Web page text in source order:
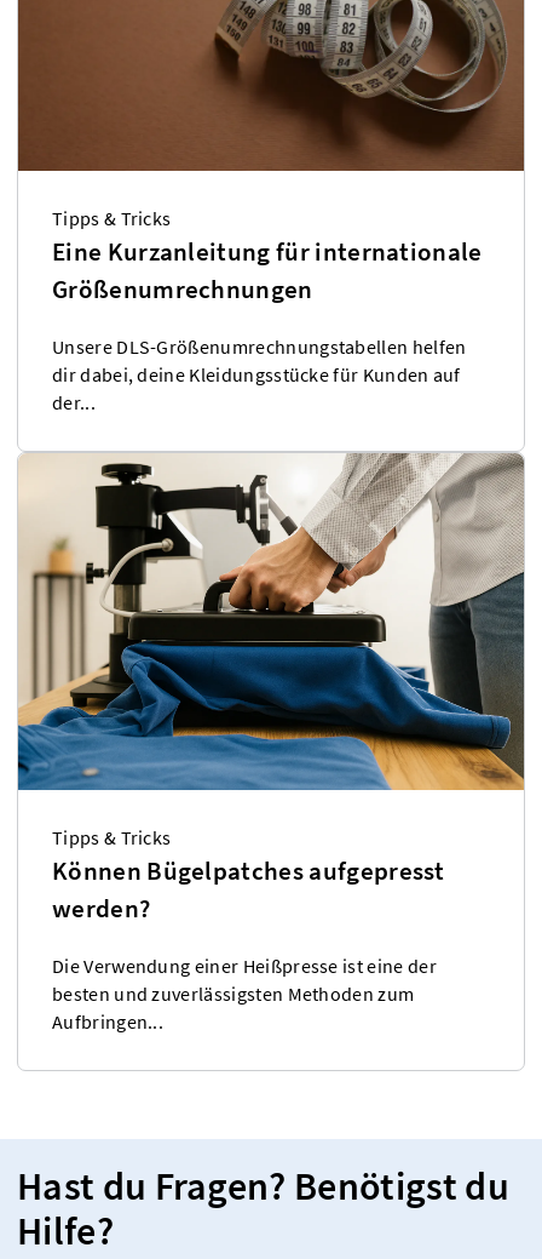
Tipps & Tricks
Eine Kurzanleitung für internationale
Größenumrechnungen
Unsere DLS-Größenumrechnungstabellen helfen
dir dabei, deine Kleidungsstücke für Kunden auf
der...
Tipps & Tricks
Können Bügelpatches aufgepresst
werden?
Die Verwendung einer Heißpresse ist eine der
besten und zuverlässigsten Methoden zum
Aufbringen...
Hast du Fragen? Benötigst du
Hilfe?